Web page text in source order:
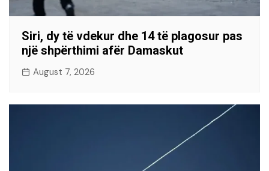
Siri, dy të vdekur dhe 14 të plagosur pas
një shpërthimi afër Damaskut
August 7, 2026